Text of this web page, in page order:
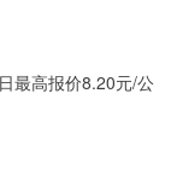
最高报价8.20元/公